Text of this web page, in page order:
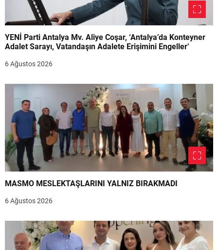
YENİ Parti Antalya Mv. Aliye Coşar, ‘Antalya’da Konteyner
Adalet Sarayı, Vatandaşın Adalete Erişimini Engeller’
6 Ağustos 2026
MASMO MESLEKTAŞLARINI YALNIZ BIRAKMADI
6 Ağustos 2026